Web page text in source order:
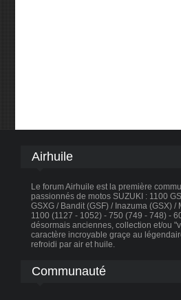
Airhuile
Le forum Airhuile est la première
passionnés de motos SUZUKI : 1100
GSXG / Bandit (GSF) / Inazuma (GSX) /
1100 (1127 - 1052) - 750 (749 - 748) -
désormais anciennes, collection et/ou
caractère incroyable graçe au
refroidi par air et huile.
Communauté